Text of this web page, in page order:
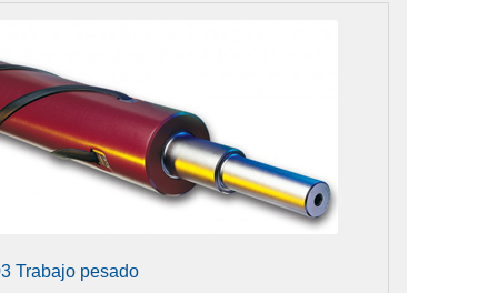
Trabajo pesado